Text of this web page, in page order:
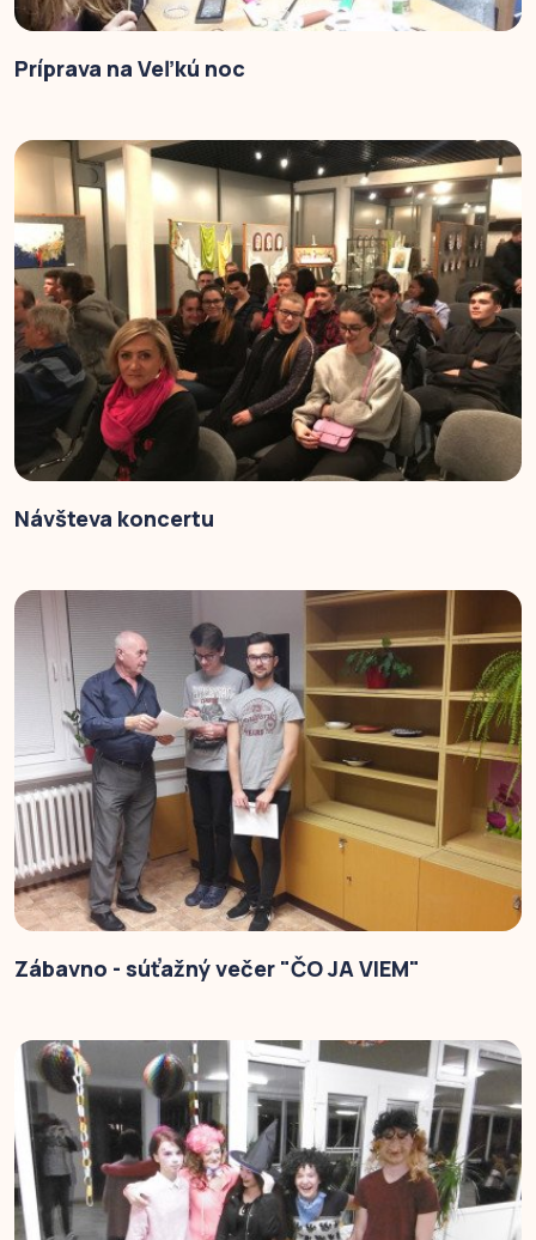
Príprava na Veľkú noc
Návšteva koncertu
Zábavno - súťažný večer "ČO JA VIEM"